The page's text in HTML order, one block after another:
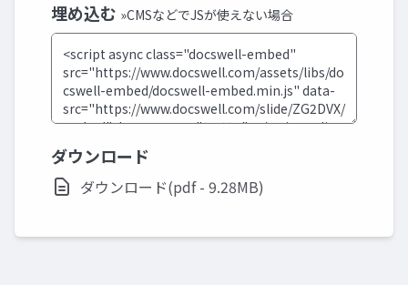
埋め込む »CMSなどでJSが使えない場合
ダウンロード
ダウンロード(pdf - 9.28MB)